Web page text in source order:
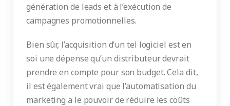
génération de leads et à l’exécution de
campagnes promotionnelles.
Bien sûr, l’acquisition d’un tel logiciel est en
soi une dépense qu’un distributeur devrait
prendre en compte pour son budget. Cela dit,
il est également vrai que l’automatisation du
marketing a le pouvoir de réduire les coûts